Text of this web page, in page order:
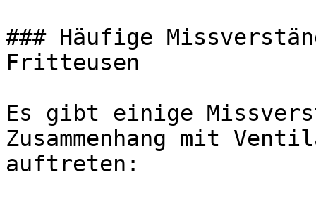
### Häufige
Fritteusen
Es gibt einige
Zusammenhang mit
auftreten: